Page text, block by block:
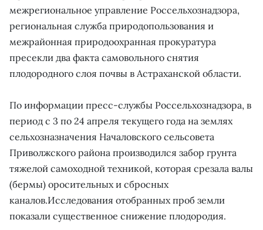
межрегиональное управление Россельхознадзора,
региональная служба природопользования и
межрайонная природоохранная прокуратура
пресекли два факта самовольного снятия
плодородного слоя почвы в Астраханской области.
По информации пресс-службы Россельхознадзора, в
период с 3 по 24 апреля текущего года на землях
сельхозназначения Началовского сельсовета
Приволжского района производился забор грунта
тяжелой самоходной техникой, которая срезала валы
(бермы) оросительных и сбросных
каналов.Исследования отобранных проб земли
показали существенное снижение плодородия.